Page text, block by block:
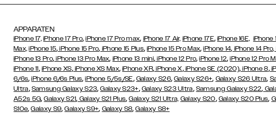
APPARATEN
iPhone 17, iPhone 17 Pro,iPhone 17 Pro max, iPhone 17 Air, iPhone 17E,iPhone 16E, iPhone
Max, iPhone 15, iPhone 15 Pro, iPhone 15 Plus,iPhone 15 Pro Max,iPhone 14, iPhone 14 Pro,
iPhone 13 Pro, iPhone 13 Pro Max, iPhone 13 mini,iPhone 12 Pro,iPhone 12,iPhone 12 Pro
iPhone 11, iPhone XS,iPhone XS Max,iPhone XR,iPhone X,iPhone SE (2020),iPhone 8,
6/6s,iPhone 6/6s Plus,iPhone 5/5s/SE, Galaxy S26,Galaxy S26+, Galaxy S26 Ultra,
Ultra, Samsung Galaxy S23,Galaxy S23+, Galaxy S23 Ultra, Samsung Galaxy S22,
A52s 5G,Galaxy S21, Galaxy S21 Plus,Galaxy S21 Ultra, Galaxy S20, Galaxy S20 Plus,
S10e,Galaxy S9,Galaxy S9+, Galaxy S8,Galaxy S8+